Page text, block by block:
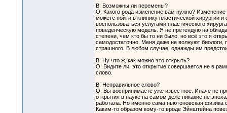
В: Возможны ли перемены?
О: Какого рода изменение вам нужно?
можете пойти в клинику пластической хирургии
воспользоваться услугами пластического
поведенческую модель. Я не претендую на
степени, чем кто бы то ни было, но всё это я
самодостаточно. Меня даже не волнуют биологи,
страшного. В любом случае, однажды им
В: Ну что ж, как можно это открыть?
О: Видите ли, это открытие совершается не в
слово.
В: Неправильное слово?
О: Вы воспринимаете уже известное. Иначе не
открытия в науке на самом деле никакие не
работала. Но именно сама ньютоновская физика
Каким-то образом кому-то вроде Эйнштейна